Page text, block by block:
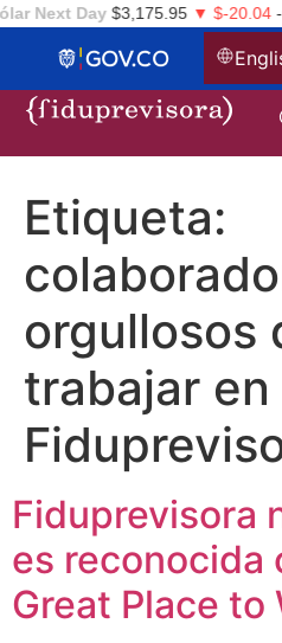
Next Day $3,175.95 ▼ $-20.04-
Etiqueta:
orgullosos
trabajar en
Fiduprevisora
es reconocida
Great Place to